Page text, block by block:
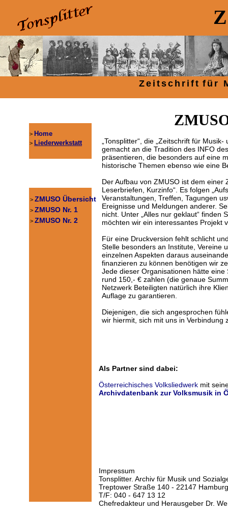
> Home
> Liederwerkstatt
> ZMUSO Übersicht
> ZMUSO Nr. 1
> ZMUSO Nr. 2
„Tonsplitter“, die „Zeitschrift für
gemacht an die Tradition des INFO
präsentieren, die besonders auf eine
historische Themen ebenso wie eine
Der Aufbau von ZMUSO ist dem einer
Leserbriefen, Kurzinfo“. Es folgen
Veranstaltungen, Treffen, Tagungen
Ereignisse und Meldungen anderer.
nicht. Unter „Alles nur geklaut“ finden
möchten wir ein interessantes Projekt
Für eine Druckversion fehlt schlicht
Stelle besonders an Institute, Vereine
einzelnen Aspekten daraus
finanzieren zu können benötigen wir
Jede dieser Organisationen hätte
rund 150,- € zahlen (die genaue
Netzwerk Beteiligten natürlich ihre
Auflage zu garantieren.
Diejenigen, die sich angesprochen
wir hiermit, sich mit uns in Verbindung
Als Partner sind dabei:
Österreichisches Volksliedwerk mit
Archivdatenbank zur Volksmusik in
Impressum
Tonsplitter. Archiv für Musik und
Treptower Straße 140 - 22147 Hamburg
T/F: 040 - 647 13 12
Chefredakteur und Herausgeber Dr.
Ze i tsc h r i ft f ü r